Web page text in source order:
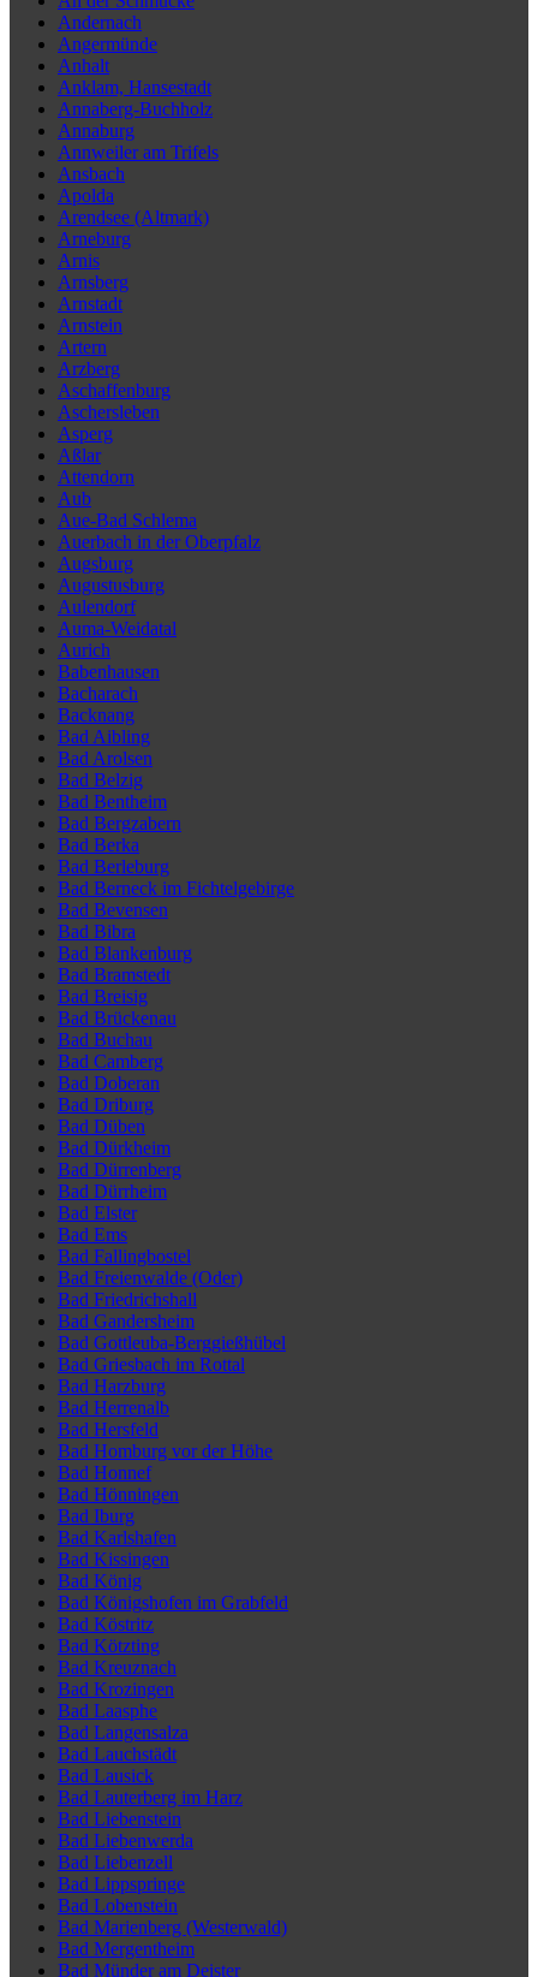
Andernach
Angermünde
Anhalt
Anklam, Hansestadt
Annaberg-Buchholz
Annaburg
Annweiler am Trifels
Ansbach
Apolda
Arendsee (Altmark)
Arneburg
Arnis
Arnsberg
Arnstadt
Arnstein
Artern
Arzberg
Aschaffenburg
Aschersleben
Asperg
Aßlar
Attendorn
Aub
Aue-Bad Schlema
Auerbach in der Oberpfalz
Augsburg
Augustusburg
Aulendorf
Auma-Weidatal
Aurich
Babenhausen
Bacharach
Backnang
Bad Aibling
Bad Arolsen
Bad Belzig
Bad Bentheim
Bad Bergzabern
Bad Berka
Bad Berleburg
Bad Berneck im Fichtelgebirge
Bad Bevensen
Bad Bibra
Bad Blankenburg
Bad Bramstedt
Bad Breisig
Bad Brückenau
Bad Buchau
Bad Camberg
Bad Doberan
Bad Driburg
Bad Düben
Bad Dürkheim
Bad Dürrenberg
Bad Dürrheim
Bad Elster
Bad Ems
Bad Fallingbostel
Bad Freienwalde (Oder)
Bad Friedrichshall
Bad Gandersheim
Bad Gottleuba-Berggießhübel
Bad Griesbach im Rottal
Bad Harzburg
Bad Herrenalb
Bad Hersfeld
Bad Homburg vor der Höhe
Bad Honnef
Bad Hönningen
Bad Iburg
Bad Karlshafen
Bad Kissingen
Bad König
Bad Königshofen im Grabfeld
Bad Köstritz
Bad Kötzting
Bad Kreuznach
Bad Krozingen
Bad Laasphe
Bad Langensalza
Bad Lauchstädt
Bad Lausick
Bad Lauterberg im Harz
Bad Liebenstein
Bad Liebenwerda
Bad Liebenzell
Bad Lippspringe
Bad Lobenstein
Bad Marienberg (Westerwald)
Bad Mergentheim
Bad Münder am Deister